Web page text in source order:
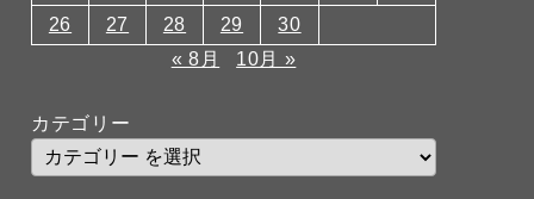
26
27 28 29
30
« 8月
10月 »
カテゴリー